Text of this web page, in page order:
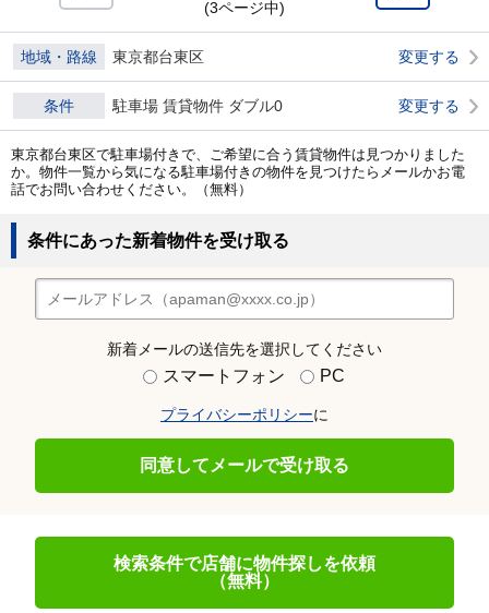
(3ページ中)
地域・路線 東京都台東区 変更する
条件 駐車場 賃貸物件 ダブル0 変更する
東京都台東区で駐車場付きで、ご希望に合う賃貸物件は見つかりました
か。物件一覧から気になる駐車場付きの物件を見つけたらメールかお電
話でお問い合わせください。（無料）
条件にあった新着物件を受け取る
新着メールの送信先を選択してください
スマートフォン PC
プライバシーポリシーに
同意してメールで受け取る
検索条件で店舗に物件探しを依頼
（無料）